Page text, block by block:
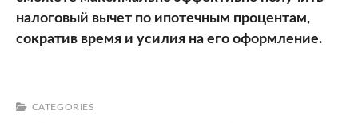
налоговый вычет по ипотечным процентам,
сократив время и усилия на его оформление.
CATEGORIES